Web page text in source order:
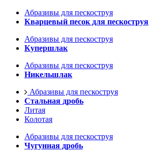
Абразивы для пескоструя
Кварцевый песок для пескоструя
Абразивы для пескоструя
Купершлак
Абразивы для пескоструя
Никельшлак
Абразивы для пескоструя
Стальная дробь
Литая
Колотая
Абразивы для пескоструя
Чугунная дробь